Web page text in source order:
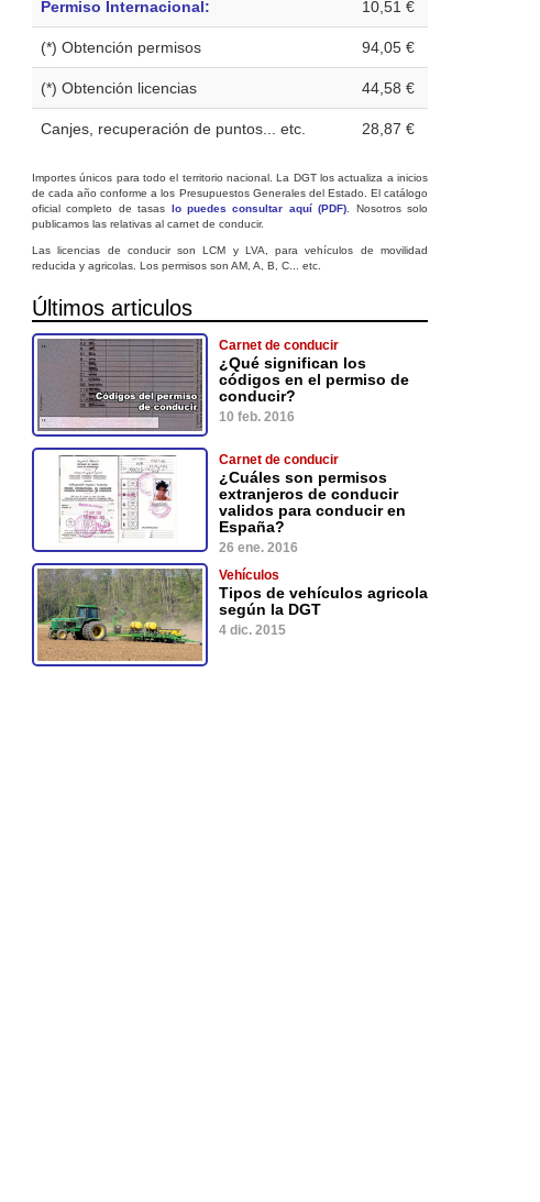
Permiso Internacional: 10,51 €
(*) Obtención permisos 94,05 €
(*) Obtención licencias 44,58 €
Canjes, recuperación de puntos... etc. 28,87 €
Importes únicos para todo el territorio nacional. La DGT los actualiza a inicios
de cada año conforme a los Presupuestos Generales del Estado. El catálogo
oficial completo de tasas lo puedes consultar aquí (PDF) . Nosotros solo
publicamos las relativas al carnet de conducir.
Las licencias de conducir son LCM y LVA, para vehículos de movilidad
reducida y agricolas. Los permisos son AM, A, B, C... etc.
Últimos articulos
Carnet de conducir
¿Qué significan los
códigos en el permiso de
conducir?
10 feb. 2016
Carnet de conducir
¿Cuáles son permisos
extranjeros de conducir
validos para conducir en
España?
26 ene. 2016
Vehículos
Tipos de vehículos agricola
según la DGT
4 dic. 2015